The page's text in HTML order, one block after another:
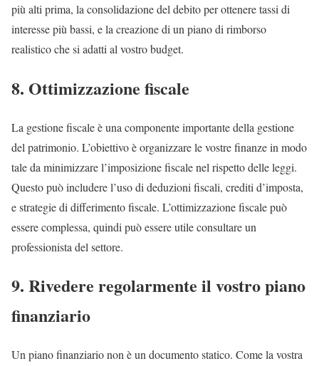
più alti prima, la consolidazione del debito per ottenere tassi di
interesse più bassi, e la creazione di un piano di rimborso
realistico che si adatti al vostro budget.
8. Ottimizzazione fiscale
La gestione fiscale è una componente importante della gestione
del patrimonio. L’obiettivo è organizzare le vostre finanze in modo
tale da minimizzare l’imposizione fiscale nel rispetto delle leggi.
Questo può includere l’uso di deduzioni fiscali, crediti d’imposta,
e strategie di differimento fiscale. L’ottimizzazione fiscale può
essere complessa, quindi può essere utile consultare un
professionista del settore.
9. Rivedere regolarmente il vostro piano
finanziario
Un piano finanziario non è un documento statico. Come la vostra